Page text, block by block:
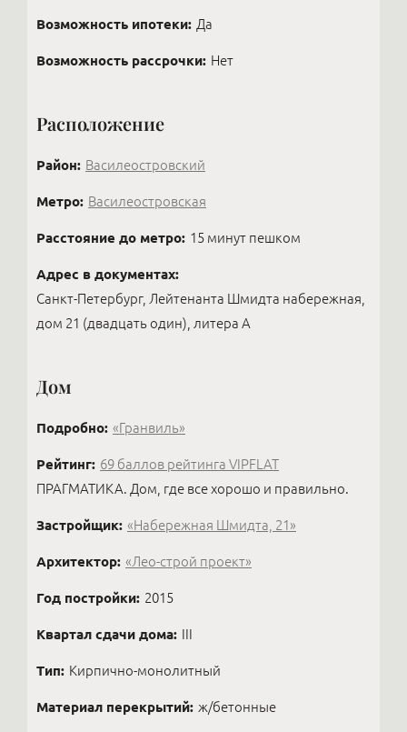
именно ему. В элитной недвижимости встречаются
индивидуально.
Возможность ипотеки: Да
Возможность рассрочки: Нет
Расположение
Район: Василеостровский
Метро: Василеостровская
Расстояние до метро: 15 минут пешком
Адрес в документах:
Санкт-Петербург, Лейтенанта Шмидта набережная,
дом 21 (двадцать один), литера А
Дом
Подробно: «Гранвиль»
Рейтинг: 69 баллов рейтинга VIPFLAT
ПРАГМАТИКА. Дом, где все хорошо и правильно.
Застройщик: «Набережная Шмидта, 21»
Архитектор: «Лео-строй проект»
Год постройки: 2015
Квартал сдачи дома: III
Тип: Кирпично-монолитный
Материал перекрытий: ж/бетонные